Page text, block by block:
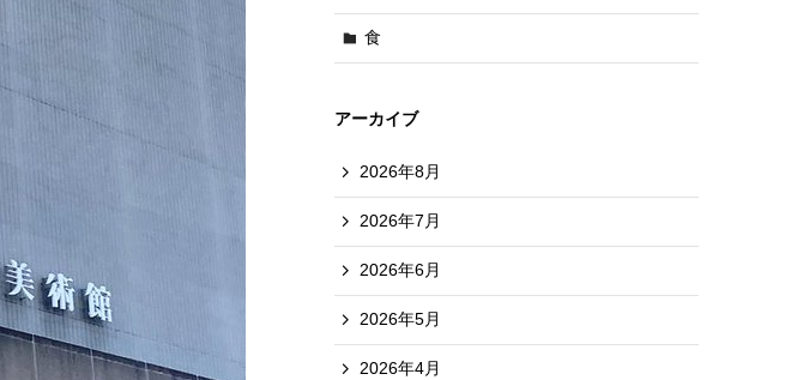
食
アーカイブ
2026年8月
2026年7月
2026年6月
2026年5月
2026年4月